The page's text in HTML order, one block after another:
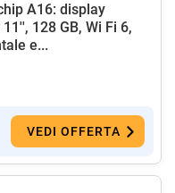
A16: display
128 GB, Wi Fi 6,
e...
VEDI OFFERTA